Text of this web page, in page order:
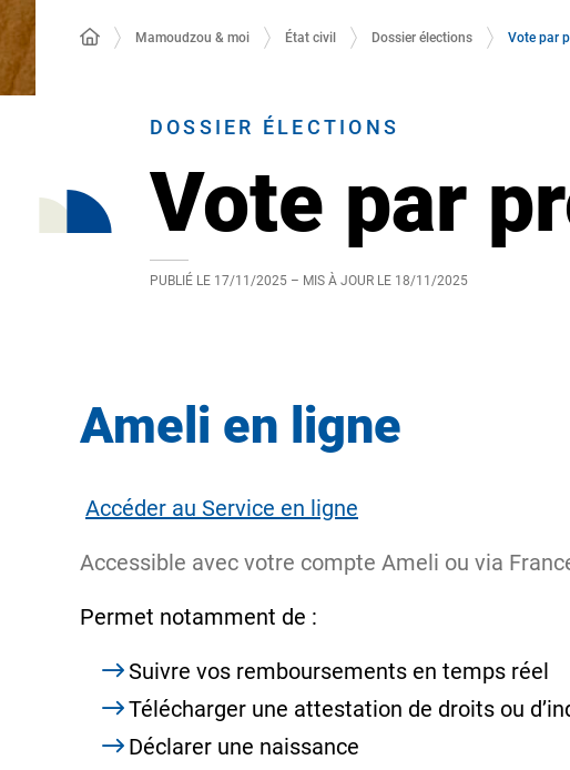
Mamoudzou & moi État civil Dossier élections Vote par
DOSSIER ÉLECTIONS
Vote par
PUBLIÉ LE 17/11/2025 – MIS À JOUR LE 18/11/2025
Ameli en ligne
Accéder au Service en ligne
Accessible avec votre compte Ameli ou via
Permet notamment de :
Suivre vos remboursements en temps réel
Télécharger une attestation de droits ou
Déclarer une naissance